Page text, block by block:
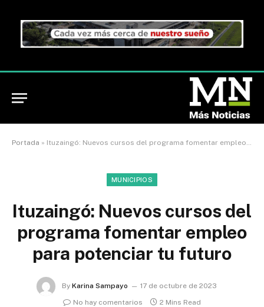
Portada » Ituzaingó: Nuevos cursos del programa fomentar empleo para potenciar tu futuro
MUNICIPIOS
Ituzaingó: Nuevos cursos del
programa fomentar empleo
para potenciar tu futuro
By Karina Sampayo
17 de octubre de 2023
No hay comentarios
2 Mins Read